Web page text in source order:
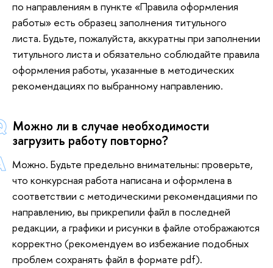
по направлениям в пункте «Правила оформления
работы» есть образец заполнения титульного
листа. Будьте, пожалуйста, аккуратны при заполнении
титульного листа и обязательно соблюдайте правила
оформления работы, указанные в методических
рекомендациях по выбранному направлению.
Можно ли в случае необходимости
загрузить работу повторно?
Можно. Будьте предельно внимательны: проверьте,
что конкурсная работа написана и оформлена в
соответствии с методическими рекомендациями по
направлению, вы прикрепили файл в последней
редакции, а графики и рисунки в файле отображаются
корректно (рекомендуем во избежание подобных
проблем сохранять файл в формате pdf).